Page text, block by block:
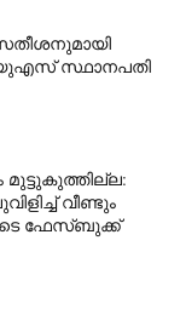
യുഎസ് സ്ഥാനപതി
മുട്ടുകുത്തില്ല:
വീണ്ടും
ഫേസ്ബുക്ക്